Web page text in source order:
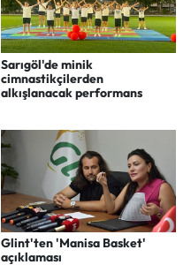
Sarıgöl'de minik
cimnastikçilerden
alkışlanacak performans
Glint'ten 'Manisa Basket'
açıklaması